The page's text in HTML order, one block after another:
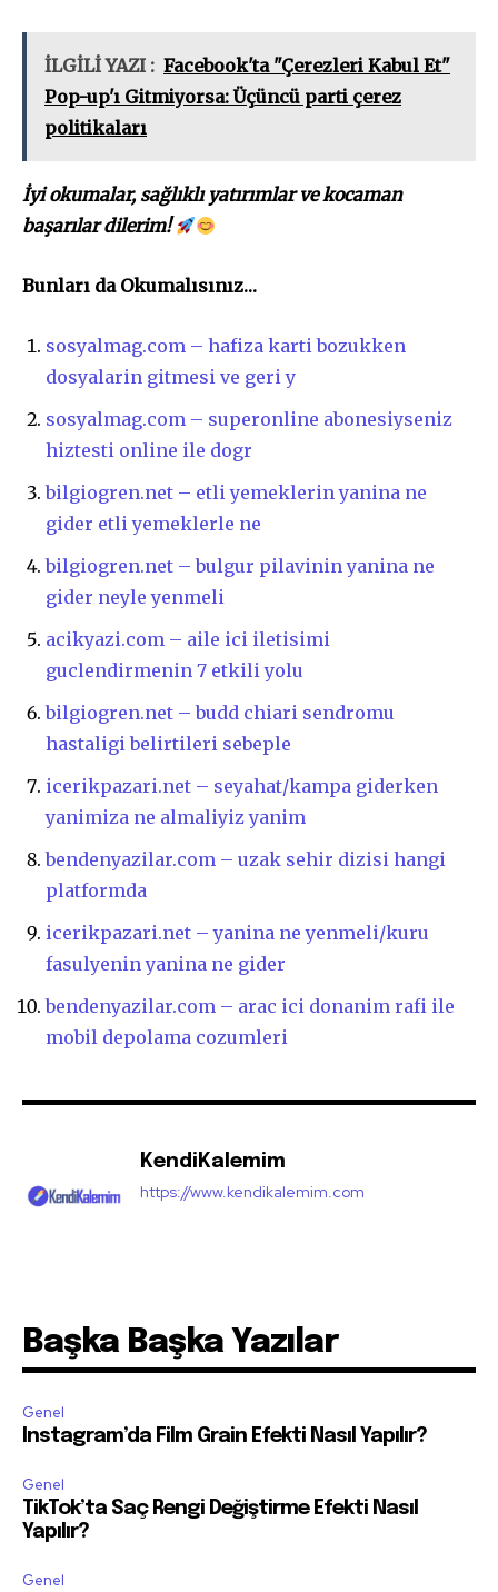
İLGİLİ YAZI : Facebook'ta "Çerezleri Kabul Et"
Pop-up'ı Gitmiyorsa: Üçüncü parti çerez
politikaları
İyi okumalar, sağlıklı yatırımlar ve kocaman
başarılar dilerim!
Bunları da Okumalısınız…
sosyalmag.com – hafiza karti bozukken
dosyalarin gitmesi ve geri y
sosyalmag.com – superonline abonesiyseniz
hiztesti online ile dogr
bilgiogren.net – etli yemeklerin yanina ne
gider etli yemeklerle ne
bilgiogren.net – bulgur pilavinin yanina ne
gider neyle yenmeli
acikyazi.com – aile ici iletisimi
guclendirmenin 7 etkili yolu
bilgiogren.net – budd chiari sendromu
hastaligi belirtileri sebeple
icerikpazari.net – seyahat/kampa giderken
yanimiza ne almaliyiz yanim
bendenyazilar.com – uzak sehir dizisi hangi
platformda
icerikpazari.net – yanina ne yenmeli/kuru
fasulyenin yanina ne gider
bendenyazilar.com – arac ici donanim rafi ile
mobil depolama cozumleri
KendiKalemim
https://www.kendikalemim.com
Başka Başka Yazılar
Genel
Instagram’da Film Grain Efekti Nasıl Yapılır?
Genel
TikTok’ta Saç Rengi Değiştirme Efekti Nasıl
Yapılır?
Genel